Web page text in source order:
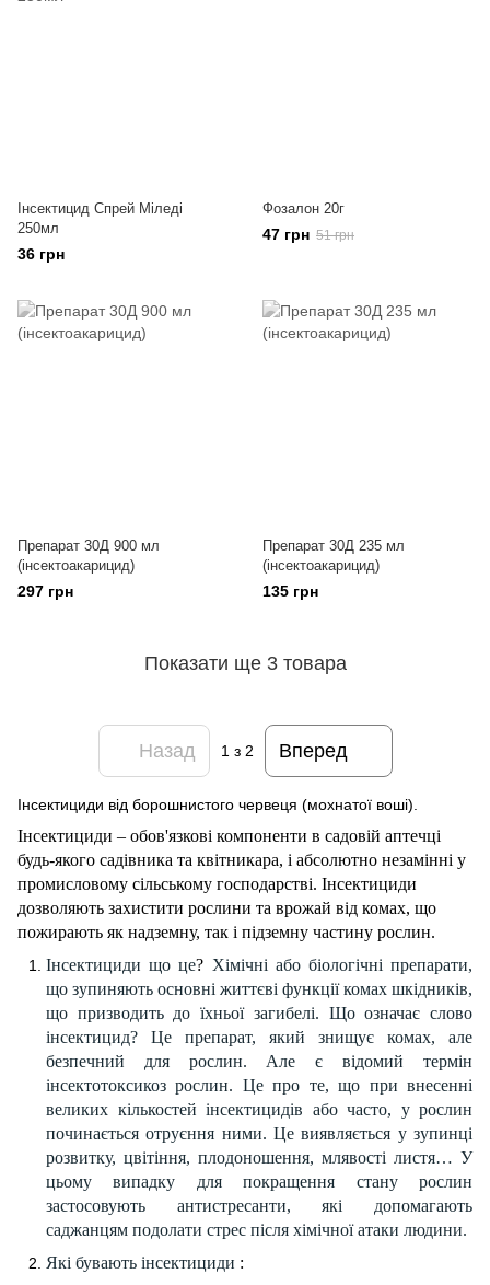
Інсектицид Спрей Міледі
250мл
36 грн
Фозалон 20г
47 грн 51 грн
Препарат 30Д 900 мл
(інсектоакарицид)
297 грн
Препарат 30Д 235 мл
(інсектоакарицид)
135 грн
Показати ще 3 товара
Назад 1 з 2 Вперед
Інсектициди від борошнистого червеця (мохнатої воші).
Інсектициди – обов'язкові компоненти в садовій аптечці
будь-якого садівника та квітникара, і абсолютно незамінні у
промисловому сільському господарстві. Інсектициди
дозволяють захистити рослини та врожай від комах, що
пожирають як надземну, так і підземну частину рослин.
Інсектициди що це? Хімічні або біологічні препарати,
що зупиняють основні життєві функції комах шкідників,
що призводить до їхньої загибелі. Що означає слово
інсектицид? Це препарат, який знищує комах, але
безпечний для рослин. Але є відомий термін
інсектотоксикоз рослин. Це про те, що при внесенні
великих кількостей інсектицидів або часто, у рослин
починається отруєння ними. Це виявляється у зупинці
розвитку, цвітіння, плодоношення, млявості листя… У
цьому випадку для покращення стану рослин
застосовують антистресанти, які допомагають
саджанцям подолати стрес після хімічної атаки людини.
Які бувають інсектициди :